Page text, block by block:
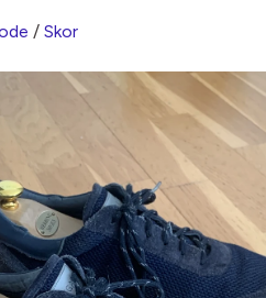
/ Skor